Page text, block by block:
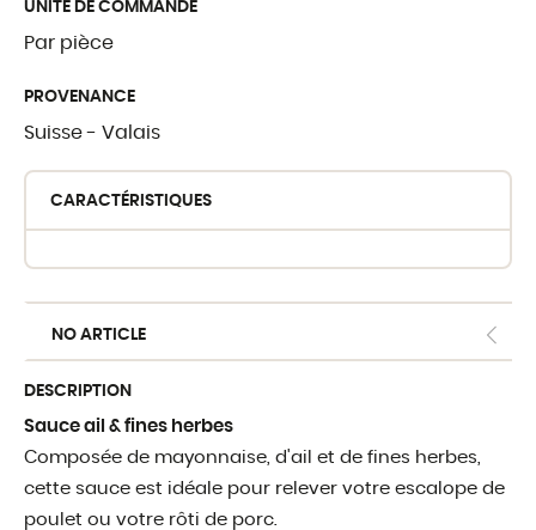
Crèmerie du
E-shop pour
UNITÉ DE COMMANDE
Par pièce
PROVENANCE
Suisse - Valais
CARACTÉRISTIQUES
NO ARTICLE
DESCRIPTION
Sauce ail & fines herbes
Composée de mayonnaise, d'ail et de fines herbes,
cette sauce est idéale pour relever votre escalope de
poulet ou votre rôti de porc.